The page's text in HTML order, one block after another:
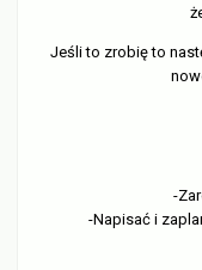
Jeśli to zrobię to
-
-Napisać i